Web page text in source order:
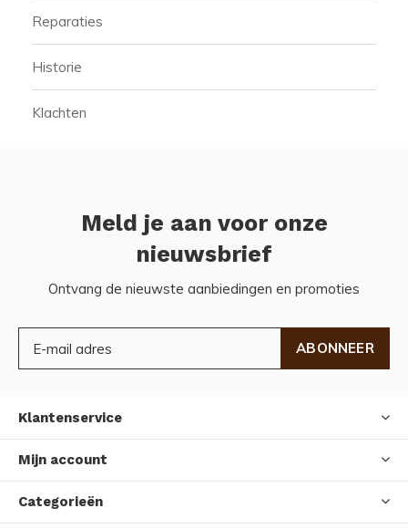
Reparaties
Historie
Klachten
Meld je aan voor onze
nieuwsbrief
Ontvang de nieuwste aanbiedingen en promoties
ABONNEER
Klantenservice
Mijn account
Categorieën